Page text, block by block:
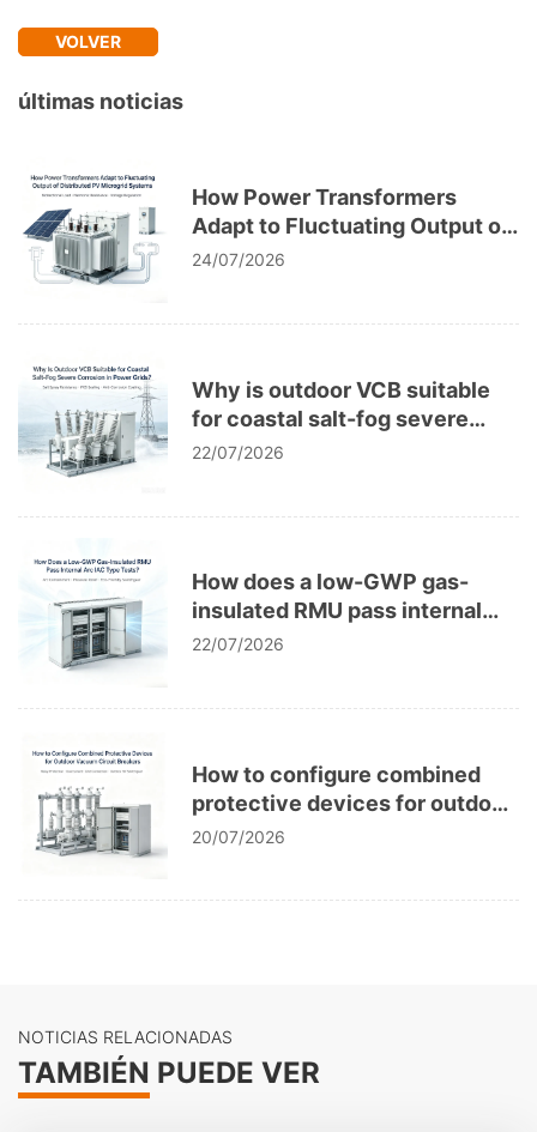
VOLVER
últimas noticias
How Power Transformers
Adapt to Fluctuating Output of
Distributed PV Microgrid
24/07/2026
Why is outdoor VCB suitable
for coastal salt-fog severe
corrosion in power grids?
22/07/2026
How does a low-GWP gas-
insulated RMU pass internal
arc IAC type tests?
22/07/2026
How to configure combined
protective devices for outdoor
vacuum circuit breakers?
20/07/2026
NOTICIAS RELACIONADAS
TAMBIÉN PUEDE VER